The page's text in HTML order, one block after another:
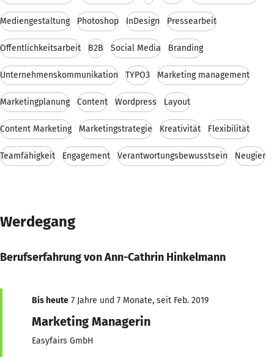
Mediengestaltung Photoshop InDesign Pressearbeit
Öffentlichkeitsarbeit B2B Social Media Branding
Unternehmenskommunikation TYPO3 Marketing management
Marketingplanung Content Wordpress Layout
Content Marketing Marketingstrategie Kreativität Flexibilität
Teamfähigkeit Engagement Verantwortungsbewusstsein Neugier
Werdegang
Berufserfahrung von Ann-Cathrin Hinkelmann
Bis heute 7 Jahre und 7 Monate, seit Feb. 2019
Marketing Managerin
Easyfairs GmbH